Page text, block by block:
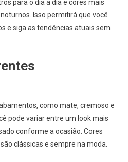
para o dia a dia e cores mais
Isso permitirá que você
e siga as tendências atuais sem
como mate, cremoso e
pode variar entre um look mais
conforme a ocasião. Cores
clássicas e sempre na moda.